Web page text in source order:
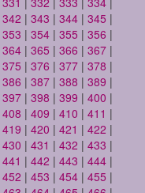
342 | 343 | 344 | 345 |
353 | 354 | 355 | 356 |
364 | 365 | 366 | 367 |
375 | 376 | 377 | 378 |
386 | 387 | 388 | 389 |
397 | 398 | 399 | 400 |
408 | 409 | 410 | 411 |
419 | 420 | 421 | 422 |
430 | 431 | 432 | 433 |
441 | 442 | 443 | 444 |
452 | 453 | 454 | 455 |